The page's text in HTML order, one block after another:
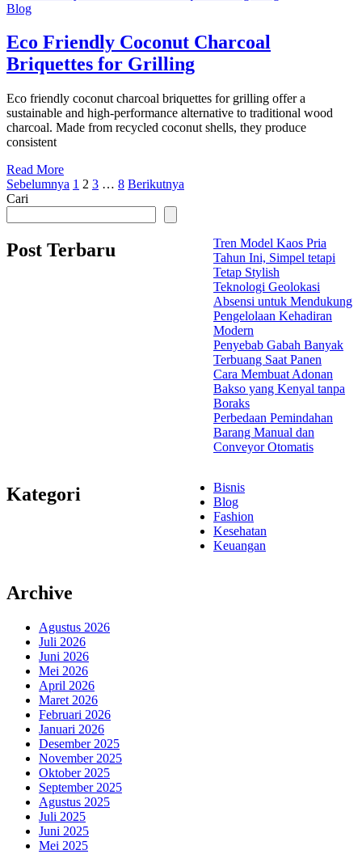
Blog
Eco Friendly Coconut Charcoal
Briquettes for Grilling
Eco friendly coconut charcoal briquettes for grilling offer a
sustainable and high-performance alternative to traditional wood
charcoal. Made from recycled coconut shells, they produce
consistent
Read More
Paginasi
pos
Sebelumnya 1 2 3 … 8 Berikutnya
Cari
Post Terbaru
Tren Model Kaos Pria
Tahun Ini, Simpel tetapi
Tetap Stylish
Teknologi Geolokasi
Absensi untuk Mendukung
Pengelolaan Kehadiran
Modern
Penyebab Gabah Banyak
Terbuang Saat Panen
Cara Membuat Adonan
Bakso yang Kenyal tanpa
Boraks
Perbedaan Pemindahan
Barang Manual dan
Conveyor Otomatis
Kategori
Bisnis
Blog
Fashion
Kesehatan
Keuangan
Archive
Agustus 2026
Juli 2026
Juni 2026
Mei 2026
April 2026
Maret 2026
Februari 2026
Januari 2026
Desember 2025
November 2025
Oktober 2025
September 2025
Agustus 2025
Juli 2025
Juni 2025
Mei 2025